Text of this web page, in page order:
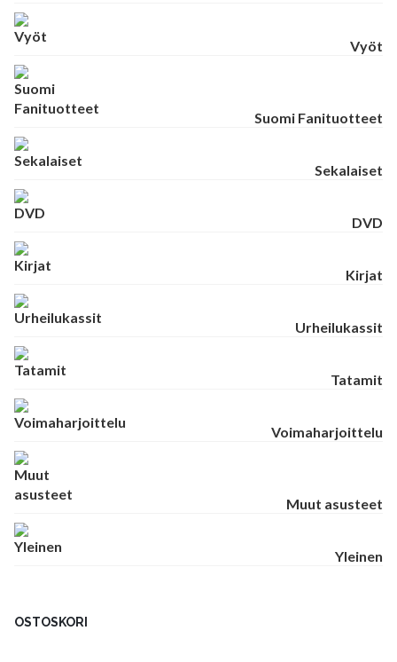
Vyöt
Suomi Fanituotteet
Sekalaiset
DVD
Kirjat
Urheilukassit
Tatamit
Voimaharjoittelu
Muut asusteet
Yleinen
OSTOSKORI